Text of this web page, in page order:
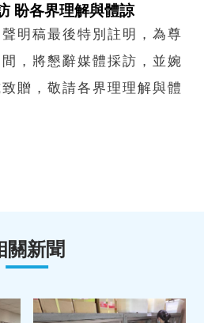
盼各界理解與體諒
明稿最後特別註明，為尊
，將懇辭媒體採訪，並婉
贈，敬請各界理理解與體
關新聞